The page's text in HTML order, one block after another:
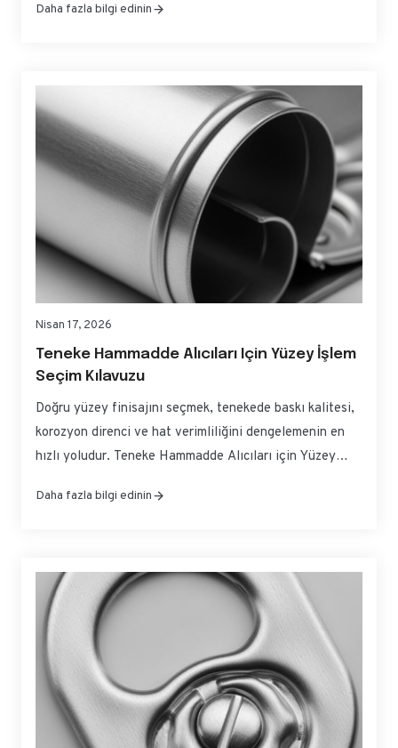
mevzuata uygunluğu dengelemek anlamına gelir. Bu
güvenle kaynak sağlayabilir, kalifiye edebilir ve
ölçeklendirebilirsiniz. Eğer hızlı,...
Daha fazla bilgi edinin
Nisan 17, 2026
Teneke Hammadde Alıcıları Için Yüzey İşlem
Seçim Kılavuzu
Doğru yüzey finisajını seçmek, tenekede baskı kalitesi,
korozyon direnci ve hat verimliliğini dengelemenin en
hızlı yoludur. Teneke Hammadde Alıcıları için Yüzey
pratik farkları, baskıda ve şekillendirmede nasıl
Daha fazla bilgi edinin